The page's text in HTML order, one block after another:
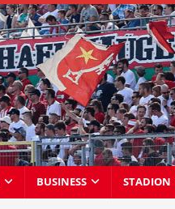
BUSINESS STADION